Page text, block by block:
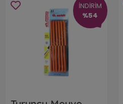
İNDİRİM
%54